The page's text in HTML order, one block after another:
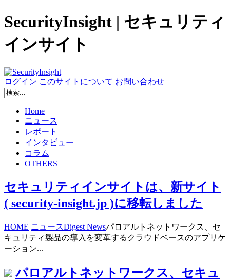
SecurityInsight | セキュリティ
インサイト
ログイン このサイトについて お問い合わせ
Home
ニュース
レポート
インタビュー
コラム
OTHERS
セキュリティインサイトは、新サイト
( security-insight.jp )に移転しました
HOME ニュースDigest Newsパロアルトネットワークス、セ
キュリティ製品の導入を変革するクラウドベースのアプリケ
ーション...
パロアルトネットワークス、セキュ